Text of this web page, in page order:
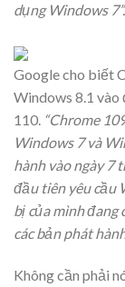
dụng Windows 7”.
Google cho biết
Windows 8.1 vào
110. “Chrome
Windows 7 và
hành vào ngày 7
đầu tiên yêu cầu
bị của mình
các bản phát
Không cần phải